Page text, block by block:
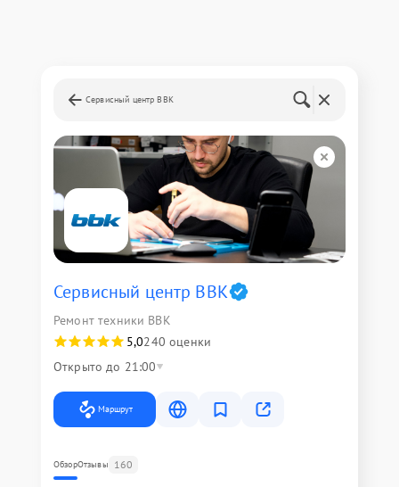
Сервисный центр BBK
Сервисный центр BBK
Ремонт техники BBK
5,0240 оценки
Открыто до 21:00
Маршрут
ОбзорОтзывы 160